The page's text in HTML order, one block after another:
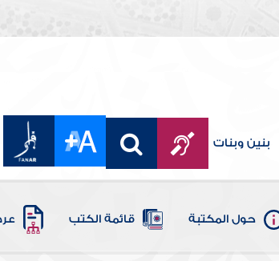
بنين وبنات
حول المكتبة قائمة الكتب